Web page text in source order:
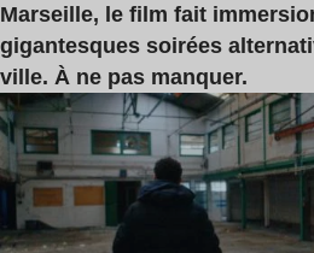
Marseille, le film fait
gigantesques soirées
ville. À ne pas manquer.